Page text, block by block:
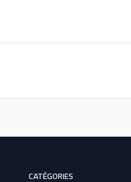
CATÉGORIES